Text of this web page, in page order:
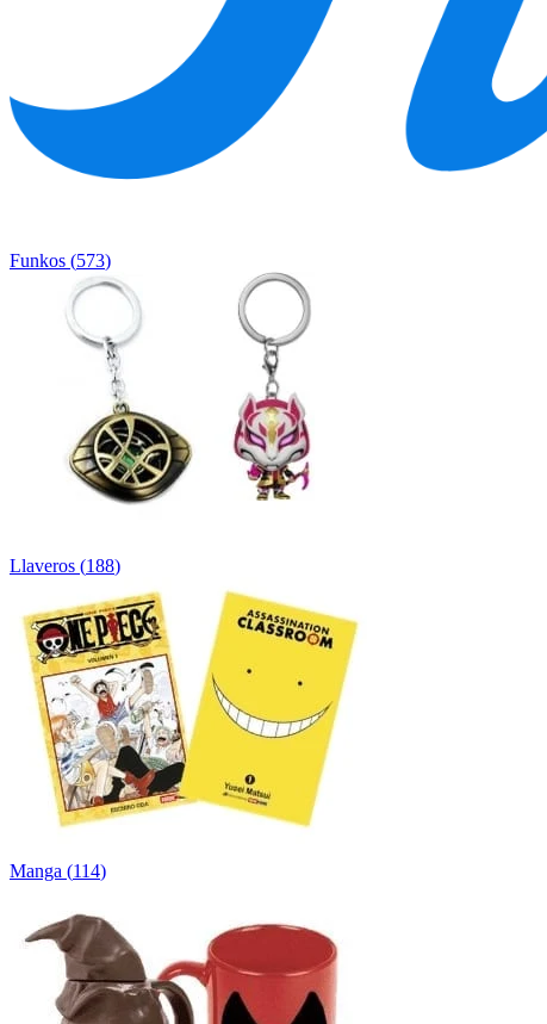
Funkos (573)
Llaveros (188)
Manga (114)